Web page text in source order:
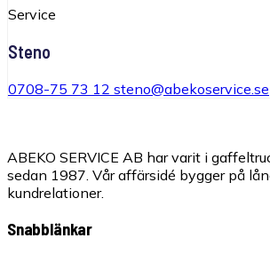
Service
Steno
0708-75 73 12 steno@abekoservice.se
ABEKO SERVICE AB har varit i
sedan 1987. Vår affärsidé bygger på
kundrelationer.
Snabblänkar